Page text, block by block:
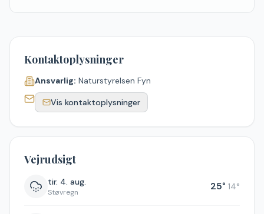
Kontaktoplysninger
Ansvarlig: Naturstyrelsen Fyn
Vis kontaktoplysninger
Vejrudsigt
tir. 4. aug.
Støvregn 25° 14°